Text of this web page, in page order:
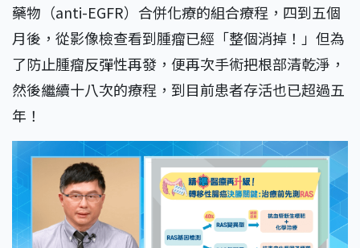
藥物（anti-EGFR）合併化療的組合療程，四到五個
月後，從影像檢查看到腫瘤已經「整個消掉！」但為
了防止腫瘤反彈性再發，便再次手術把根部清乾淨，
然後繼續十八次的療程，到目前患者存活也已超過五
年！